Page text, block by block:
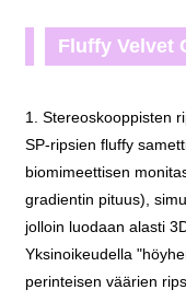
Fluffy Velvet
1. Stereoskooppisten
SP-ripsien fluffy
biomimeettisen
gradientin pituus),
jolloin luodaan alasti
Yksinoikeudella
perinteisen väärien